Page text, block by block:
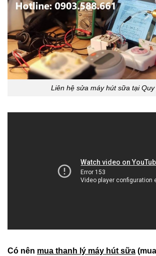
Liên hệ sửa máy hút sữa tại Quy
Có nên mua thanh lý máy hút sữa